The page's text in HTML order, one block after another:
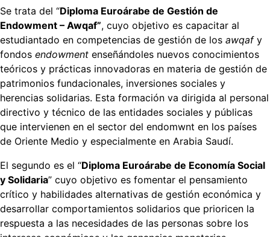
Se trata del “Diploma Euroárabe de Gestión de
Endowment – Awqaf”, cuyo objetivo es capacitar al
estudiantado en competencias de gestión de los awqafy
fondos endowment enseñándoles nuevos conocimientos
teóricos y prácticas innovadoras en materia de gestión de
patrimonios fundacionales, inversiones sociales y
herencias solidarias. Esta formación va dirigida al personal
directivo y técnico de las entidades sociales y públicas
que intervienen en el sector del endomwnt en los países
de Oriente Medio y especialmente en Arabia Saudí.
El segundo es el “Diploma Euroárabe de Economía Social
y Solidaria” cuyo objetivo es fomentar el pensamiento
crítico y habilidades alternativas de gestión económica y
desarrollar comportamientos solidarios que prioricen la
respuesta a las necesidades de las personas sobre los